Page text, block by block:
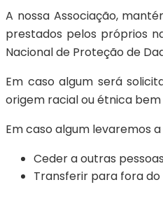
A nossa Associação,
prestados pelos próprios
Nacional de Proteção de
Em caso algum será
origem racial ou étnica bem
Em caso algum levaremos
Ceder a outras
Transferir para fora do